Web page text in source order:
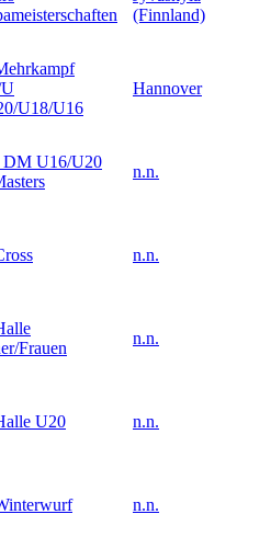
(Finnland)
U18/U16
Hannover
DM U16/U20
n.n.
n.n.
Frauen
n.n.
U20 n.n.
n.n.